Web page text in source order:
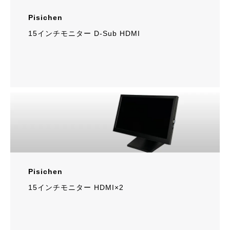
Pisichen
15インチモニター D-Sub HDMI
Pisichen
15インチモニター HDMI×2